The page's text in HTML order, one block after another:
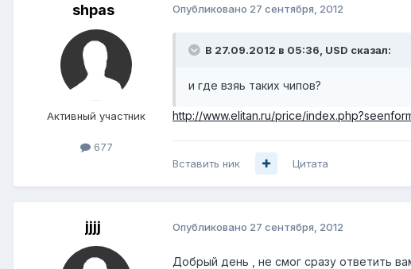
shpas
Активный участник
677
Опубликовано 27 сентября, 2012
В 27.09.2012 в 05:36, USD сказал:
и где взяь таких чипов?
http://www.elitan.ru/price/
Вставить ник Цитата
jjjj Опубликовано 27 сентября, 2012
Добрый день , не смог сразу ответить